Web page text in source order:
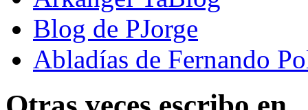
Blog de PJorge
Abladías de Fernando